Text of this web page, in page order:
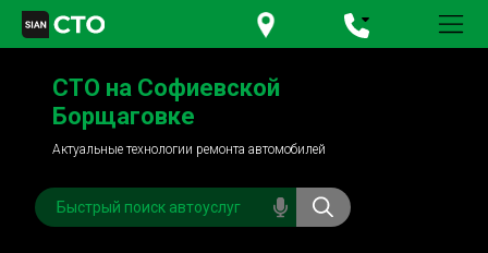
+380 95781-84-84
+380 98791-84-84
СТО на Софиевской
Борщаговке
Актуальные технологии ремонта автомобилей